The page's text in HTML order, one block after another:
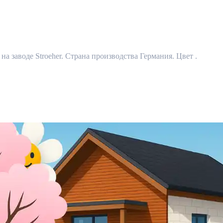
заводе Stroeher. Страна производства Германия. Цвет .